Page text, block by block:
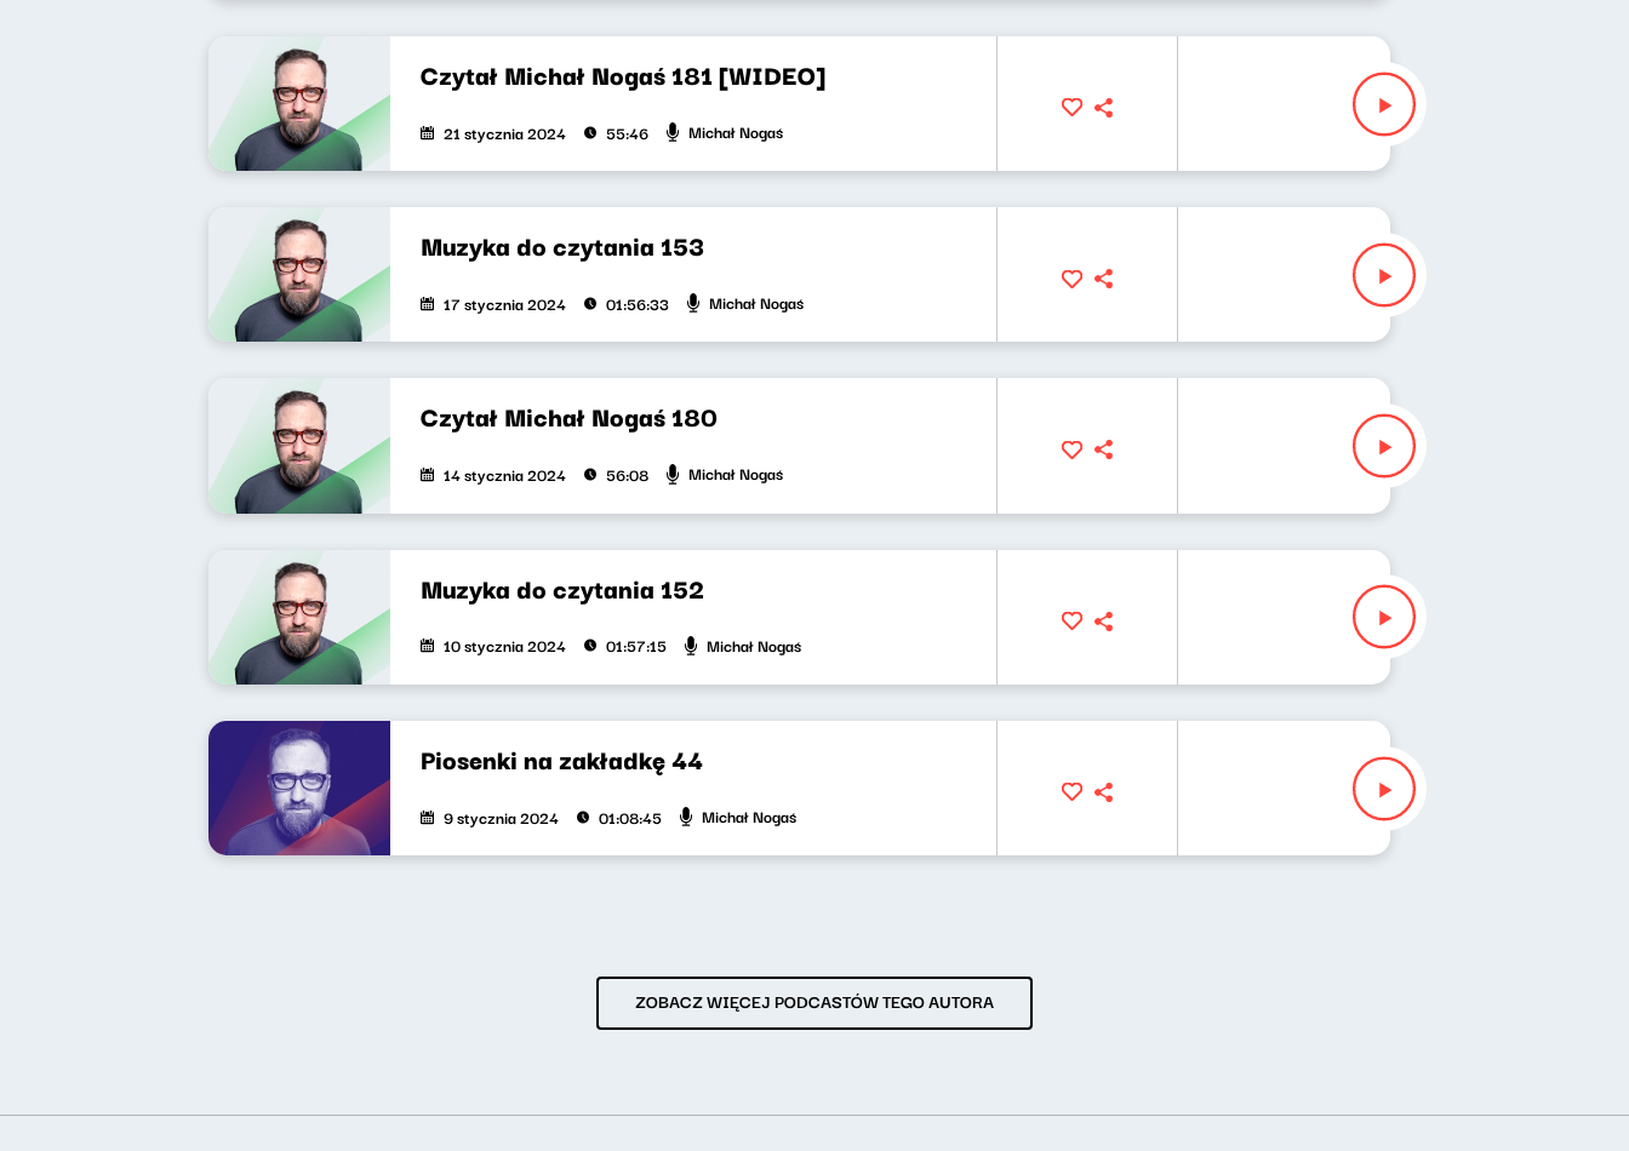
Czytał Michał Nogaś 181 [WIDEO]
21 stycznia 2024 55:46 Michał Nogaś
Muzyka do czytania 153
17 stycznia 2024 01:56:33 Michał Nogaś
Czytał Michał Nogaś 180
14 stycznia 2024 56:08 Michał Nogaś
Muzyka do czytania 152
10 stycznia 2024 01:57:15 Michał Nogaś
Piosenki na zakładkę 44
9 stycznia 2024 01:08:45 Michał Nogaś
ZOBACZ WIĘCEJ PODCASTÓW TEGO AUTORA